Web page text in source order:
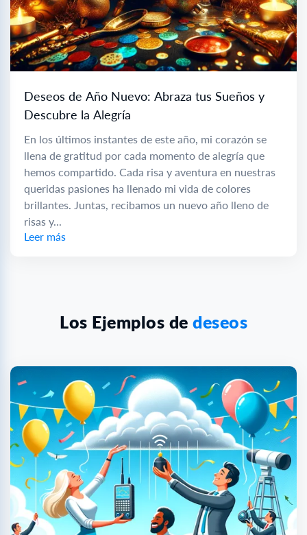
Deseos de Año Nuevo: Abraza tus Sueños y
Descubre la Alegría
En los últimos instantes de este año, mi corazón se
llena de gratitud por cada momento de alegría que
hemos compartido. Cada risa y aventura en nuestras
queridas pasiones ha llenado mi vida de colores
brillantes. Juntas, recibamos un nuevo año lleno de
risas y...
Leer más
Los Ejemplos de deseos